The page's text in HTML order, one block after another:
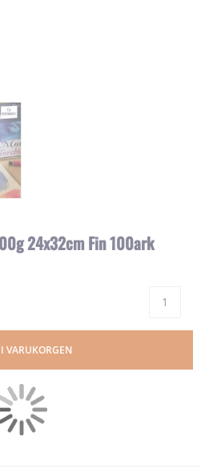
24x32cm Fin 100ark
VARUKORGEN